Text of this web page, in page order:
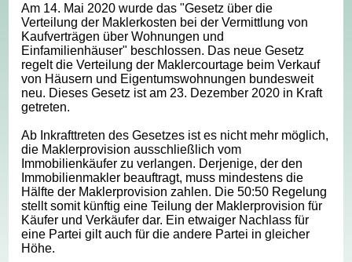
Am 14. Mai 2020 wurde das "Gesetz über die
Verteilung der Maklerkosten bei der Vermittlung von
Kaufverträgen über Wohnungen und
Einfamilienhäuser" beschlossen. Das neue Gesetz
regelt die Verteilung der Maklercourtage beim Verkauf
von Häusern und Eigentumswohnungen bundesweit
neu. Dieses Gesetz ist am 23. Dezember 2020 in Kraft
getreten.
Ab Inkrafttreten des Gesetzes ist es nicht mehr möglich,
die Maklerprovision ausschließlich vom
Immobilienkäufer zu verlangen. Derjenige, der den
Immobilienmakler beauftragt, muss mindestens die
Hälfte der Maklerprovision zahlen. Die 50:50 Regelung
stellt somit künftig eine Teilung der Maklerprovision für
Käufer und Verkäufer dar. Ein etwaiger Nachlass für
eine Partei gilt auch für die andere Partei in gleicher
Höhe.